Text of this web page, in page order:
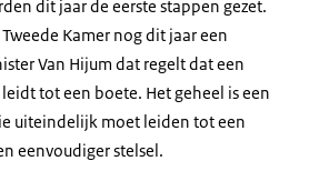
dit jaar de eerste stappen gezet.
Kamer nog dit jaar een
Van Hijum dat regelt dat een
tot een boete. Het geheel is een
uiteindelijk moet leiden tot een
eenvoudiger stelsel.